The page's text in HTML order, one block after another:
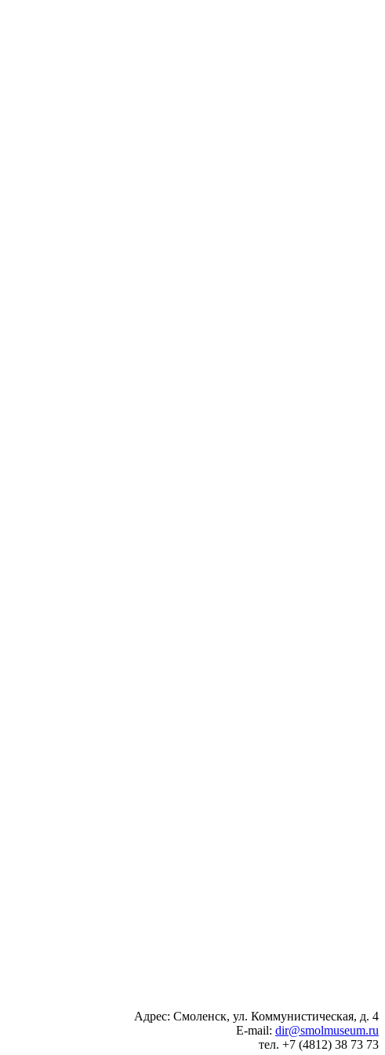
Адрес: Смоленск, ул. Коммунистическая, д. 4
E-mail: dir@smolmuseum.ru
тел. +7 (4812) 38 73 73